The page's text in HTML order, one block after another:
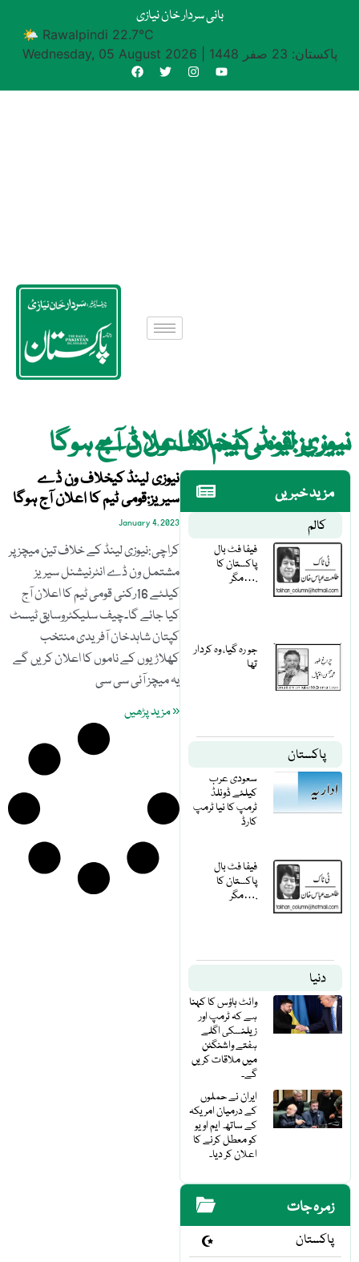
بانی سردار خان نیازی
🌤 Rawalpindi 22.7°C
Wednesday, 05 August 2026
پاکستان: 23 صفر 1448
نیوزی لینڈ کیخلاف ون ڈے سیریز:قومی ٹیم کا اعلان آج ہوگا
مزید خبریں
کالم
فیفا فٹ بال
پاکستان کا
مگر….
جو رہ گیا، وہ کردار
تھا
پاکستان
سعودی عرب
کیلئے ڈونلڈ
ٹرمپ کا نیا ٹرمپ
کارڈ
فیفا فٹ بال
پاکستان کا
مگر….
دنیا
وائٹ ہاؤس کا کہنا
ہے کہ ٹرمپ اور
زیلنسکی اگلے
ہفتے واشنگٹن
میں ملاقات کریں
گے۔
ایران نے حملوں
کے درمیان امریکہ
کے ساتھ ایم او یو
کو معطل کرنے کا
اعلان کر دیا۔
زمرہ جات
پاکستان
نیوزی لینڈ کیخلاف ون ڈے
سیریز:قومی ٹیم کا اعلان آج ہوگا
January 4, 2023
کراچی:نیوزی لینڈ کے خلاف تین میچز پر
مشتمل ون ڈے انٹرنیشنل سیریز
کیلئے 16رکنی قومی ٹیم کا اعلان آج
کیا جائے گا۔چیف سلیکٹروسابق ٹیسٹ
کپتان شاہدخان آفریدی منتخب
کھلاڑیوں کے ناموں کا اعلان کریں گے
یہ میچز آئی سی سی
« مزید پڑھیں